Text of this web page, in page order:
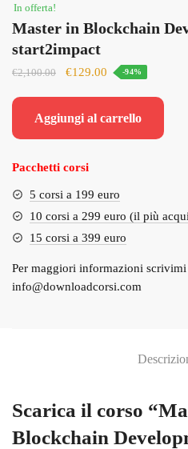
In offerta!
Master in Blockchain
start2impact
€2,100.00
Il
era:
€129.00 Il
è:
-94%
Aggiungi al carrello
Pacchetti corsi
5 corsi a 199 euro
10 corsi a 299 euro (il più
15 corsi a 399 euro
Per maggiori informazioni scrivimi
info@downloadcorsi.com
Scarica il corso
Blockchain